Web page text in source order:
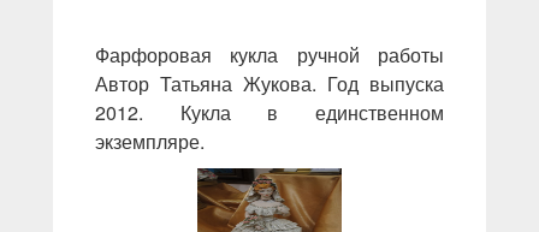
Фарфоровая кукла ручной работы
Автор Татьяна Жукова. Год выпуска
2012. Кукла в единственном
экземпляре.